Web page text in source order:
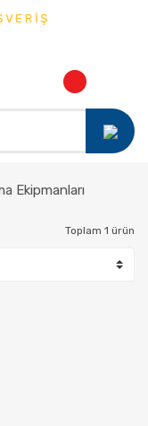
Ekipmanları
Toplam 1 ürün